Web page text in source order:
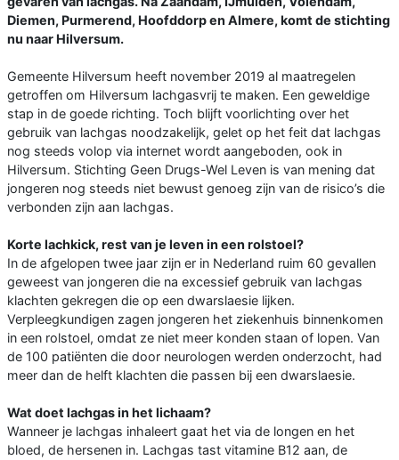
Diemen, Purmerend, Hoofddorp en Almere, komt de stichting
nu naar Hilversum.
Gemeente Hilversum heeft november 2019 al maatregelen
getroffen om Hilversum lachgasvrij te maken. Een geweldige
stap in de goede richting. Toch blijft voorlichting over het
gebruik van lachgas noodzakelijk, gelet op het feit dat lachgas
nog steeds volop via internet wordt aangeboden, ook in
Hilversum. Stichting Geen Drugs-Wel Leven is van mening dat
jongeren nog steeds niet bewust genoeg zijn van de risico’s die
verbonden zijn aan lachgas.
Korte lachkick, rest van je leven in een rolstoel?
In de afgelopen twee jaar zijn er in Nederland ruim 60 gevallen
geweest van jongeren die na excessief gebruik van lachgas
klachten gekregen die op een dwarslaesie lijken.
Verpleegkundigen zagen jongeren het ziekenhuis binnenkomen
in een rolstoel, omdat ze niet meer konden staan of lopen. Van
de 100 patiënten die door neurologen werden onderzocht, had
meer dan de helft klachten die passen bij een dwarslaesie.
Wat doet lachgas in het lichaam?
Wanneer je lachgas inhaleert gaat het via de longen en het
bloed, de hersenen in. Lachgas tast vitamine B12 aan, de